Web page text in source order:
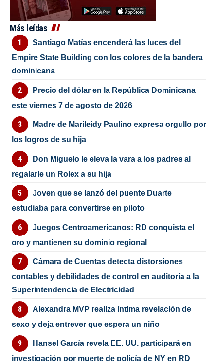
Más leídas
Santiago Matías encenderá las luces del
Empire State Building con los colores de la bandera
dominicana
Precio del dólar en la República Dominicana
este viernes 7 de agosto de 2026
Madre de Marileidy Paulino expresa orgullo por
los logros de su hija
Don Miguelo le eleva la vara a los padres al
regalarle un Rolex a su hija
Joven que se lanzó del puente Duarte
estudiaba para convertirse en piloto
Juegos Centroamericanos: RD conquista el
oro y mantienen su dominio regional
Cámara de Cuentas detecta distorsiones
contables y debilidades de control en auditoría a la
Superintendencia de Electricidad
Alexandra MVP realiza íntima revelación de
sexo y deja entrever que espera un niño
Hansel García revela EE. UU. participará en
investigación por muerte de policía de NY en RD